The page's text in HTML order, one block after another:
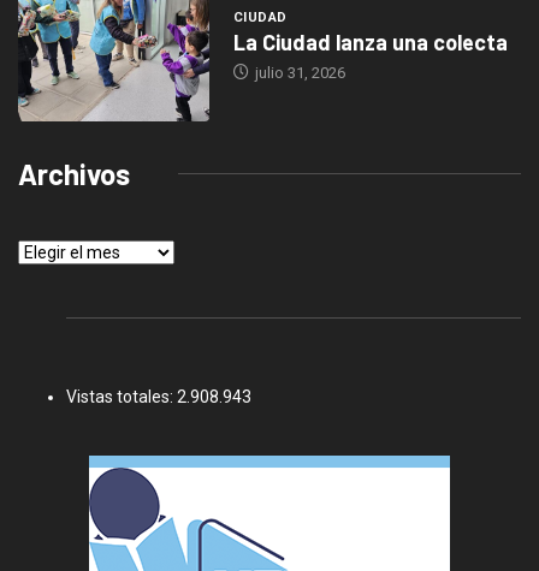
CIUDAD
La Ciudad lanza una colecta
julio 31, 2026
Archivos
Archivos
Vistas totales: 2.908.943